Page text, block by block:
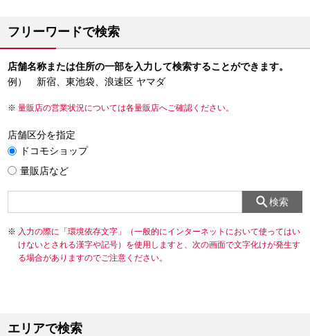
フリーワードで検索
店舗名称または住所の一部を入力して検索することができます。
例） 新宿、東池袋、浪速区 ヤマダ
量販店の営業状況については各量販店へご確認ください。
店舗区分を指定
ドコモショップ
量販店など
検索
入力の際に「環境依存文字」（一般的にインターネットにおいて使ってはい
けないとされる漢字や記号）を使用しますと、次の画面で文字化けが発生す
る場合がありますのでご注意ください。
エリアで検索